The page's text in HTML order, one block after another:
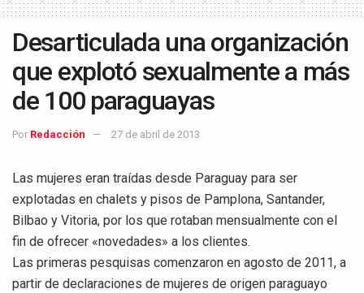
Desarticulada una organización
que explotó sexualmente a más
de 100 paraguayas
Por Redacción 27 de abril de 2013
Las mujeres eran traídas desde Paraguay para ser
explotadas en chalets y pisos de Pamplona, Santander,
Bilbao y Vitoria, por los que rotaban mensualmente con el
fin de ofrecer «novedades» a los clientes.
Las primeras pesquisas comenzaron en agosto de 2011, a
partir de declaraciones de mujeres de origen paraguayo